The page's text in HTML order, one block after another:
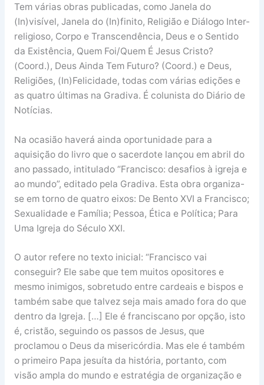
Tem várias obras publicadas, como Janela do
(In)visível, Janela do (In)finito, Religião e Diálogo Inter-
religioso, Corpo e Transcendência, Deus e o Sentido
da Existência, Quem Foi/Quem É Jesus Cristo?
(Coord.), Deus Ainda Tem Futuro? (Coord.) e Deus,
Religiões, (In)Felicidade, todas com várias edições e
as quatro últimas na Gradiva. É colunista do Diário de
Notícias.
Na ocasião haverá ainda oportunidade para a
aquisição do livro que o sacerdote lançou em abril do
ano passado, intitulado “Francisco: desafios à igreja e
ao mundo”, editado pela Gradiva. Esta obra organiza-
se em torno de quatro eixos: De Bento XVI a Francisco;
Sexualidade e Família; Pessoa, Ética e Política; Para
Uma Igreja do Século XXI.
O autor refere no texto inicial: “Francisco vai
conseguir? Ele sabe que tem muitos opositores e
mesmo inimigos, sobretudo entre cardeais e bispos e
também sabe que talvez seja mais amado fora do que
dentro da Igreja. […] Ele é franciscano por opção, isto
é, cristão, seguindo os passos de Jesus, que
proclamou o Deus da misericórdia. Mas ele é também
o primeiro Papa jesuíta da história, portanto, com
visão ampla do mundo e estratégia de organização e